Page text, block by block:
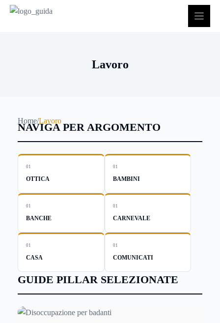
Lavoro
Home/Lavoro
NAVIGA PER ARGOMENTO
01
OTTICA
01
BAMBINI
01
BANCHE
01
CARNEVALE
01
CASA
01
COMUNICATI
GUIDE PILLAR SELEZIONATE